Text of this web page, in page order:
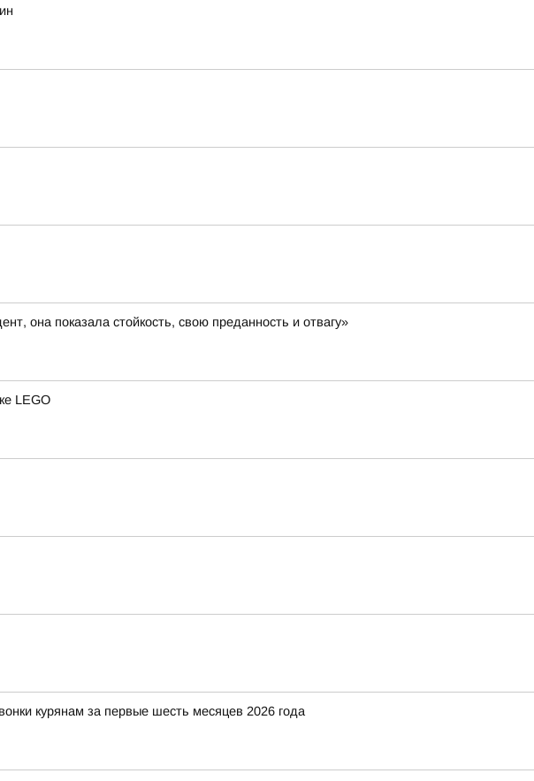
она показала стойкость, свою преданность и отвагу»
LEGO
курянам за первые шесть месяцев 2026 года